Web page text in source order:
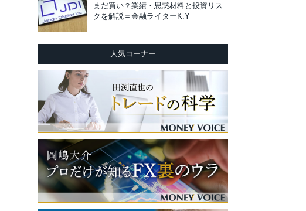
まだ買い？業績・思惑材料と投資リス
クを解説＝金融ライターK.Y
人気コーナー